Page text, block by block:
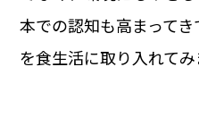
本での認知も高まって
を食生活に取り入れてみ